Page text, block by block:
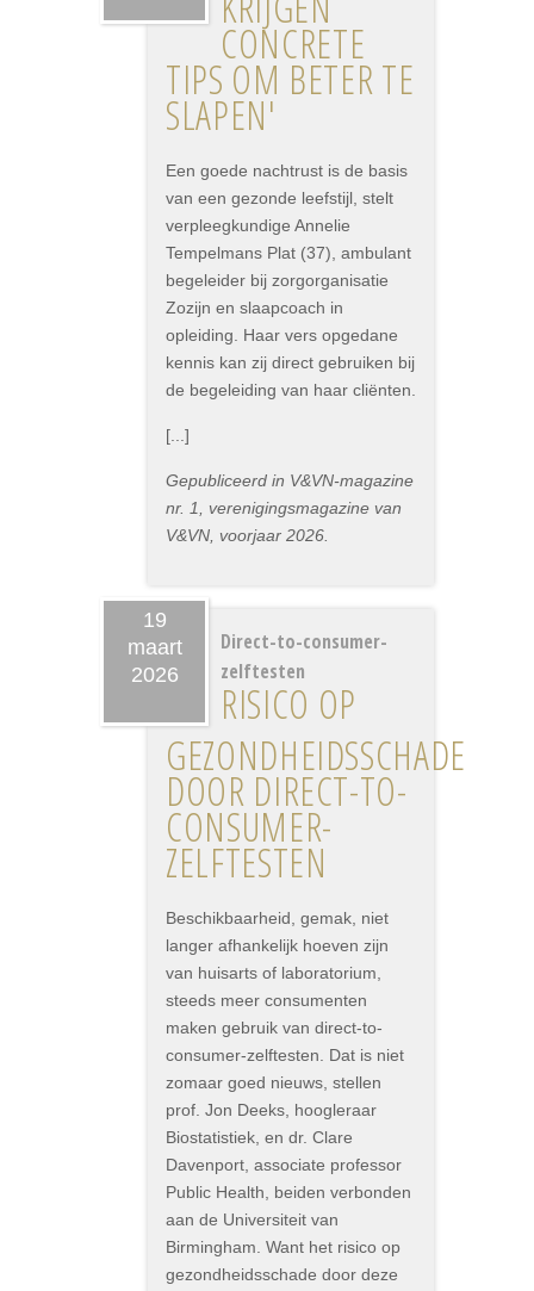
CONCRETE
TIPS OM BETER TE
SLAPEN'
Een goede nachtrust is de basis
van een gezonde leefstijl, stelt
verpleegkundige Annelie
Tempelmans Plat (37), ambulant
begeleider bij zorgorganisatie
Zozijn en slaapcoach in
opleiding. Haar vers opgedane
kennis kan zij direct gebruiken bij
de begeleiding van haar cliënten.
[...]
Gepubliceerd in V&VN-magazine
nr. 1, verenigingsmagazine van
V&VN, voorjaar 2026.
19
maart
2026
Direct-to-consumer-
zelftesten
RISICO OP
GEZONDHEIDSSCHADE
DOOR DIRECT-TO-
CONSUMER-
ZELFTESTEN
Beschikbaarheid, gemak, niet
langer afhankelijk hoeven zijn
van huisarts of laboratorium,
steeds meer consumenten
maken gebruik van direct-to-
consumer-zelftesten. Dat is niet
zomaar goed nieuws, stellen
prof. Jon Deeks, hoogleraar
Biostatistiek, en dr. Clare
Davenport, associate professor
Public Health, beiden verbonden
aan de Universiteit van
Birmingham. Want het risico op
gezondheidsschade door deze